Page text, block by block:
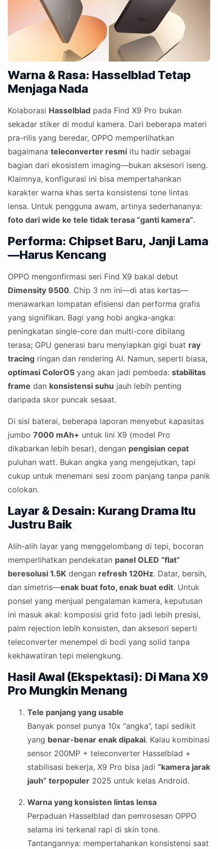
Warna & Rasa: Hasselblad Tetap
Menjaga Nada
Kolaborasi Hasselblad pada Find X9 Pro bukan
sekadar stiker di modul kamera. Dari beberapa materi
pra-rilis yang beredar, OPPO memperlihatkan
bagaimana teleconverter resmi itu hadir sebagai
bagian dari ekosistem imaging—bukan aksesori iseng.
Klaimnya, konfigurasi ini bisa mempertahankan
karakter warna khas serta konsistensi tone lintas
lensa. Untuk pengguna awam, artinya sederhananya:
foto dari wide ke tele tidak terasa “ganti kamera”.
Performa: Chipset Baru, Janji Lama
—Harus Kencang
OPPO mengonfirmasi seri Find X9 bakal debut
Dimensity 9500. Chip 3 nm ini—di atas kertas—
menawarkan lompatan efisiensi dan performa grafis
yang signifikan. Bagi yang hobi angka-angka:
peningkatan single-core dan multi-core dibilang
terasa; GPU generasi baru menyiapkan gigi buat ray
tracing ringan dan rendering AI. Namun, seperti biasa,
optimasi ColorOS yang akan jadi pembeda: stabilitas
frame dan konsistensi suhu jauh lebih penting
daripada skor puncak sesaat.
Di sisi baterai, beberapa laporan menyebut kapasitas
jumbo 7000 mAh+ untuk lini X9 (model Pro
dikabarkan lebih besar), dengan pengisian cepat
puluhan watt. Bukan angka yang mengejutkan, tapi
cukup untuk menemani sesi zoom panjang tanpa panik
colokan.
Layar & Desain: Kurang Drama Itu
Justru Baik
Alih-alih layar yang menggelombang di tepi, bocoran
memperlihatkan pendekatan panel OLED “flat”
beresolusi 1.5K dengan refresh 120Hz. Datar, bersih,
dan simetris—enak buat foto, enak buat edit. Untuk
ponsel yang menjual pengalaman kamera, keputusan
ini masuk akal: komposisi grid foto jadi lebih presisi,
palm rejection lebih konsisten, dan aksesori seperti
teleconverter menempel di bodi yang solid tanpa
kekhawatiran tepi melengkung.
Hasil Awal (Ekspektasi): Di Mana X9
Pro Mungkin Menang
Tele panjang yang usable
Banyak ponsel punya 10x “angka”, tapi sedikit
yang benar-benar enak dipakai. Kalau kombinasi
sensor 200MP + teleconverter Hasselblad +
stabilisasi bekerja, X9 Pro bisa jadi “kamera jarak
jauh” terpopuler 2025 untuk kelas Android.
Warna yang konsisten lintas lensa
Perpaduan Hasselblad dan pemrosesan OPPO
selama ini terkenal rapi di skin tone.
Tantangannya: mempertahankan konsistensi saat